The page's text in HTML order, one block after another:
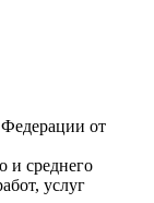
от
и среднего
услуг